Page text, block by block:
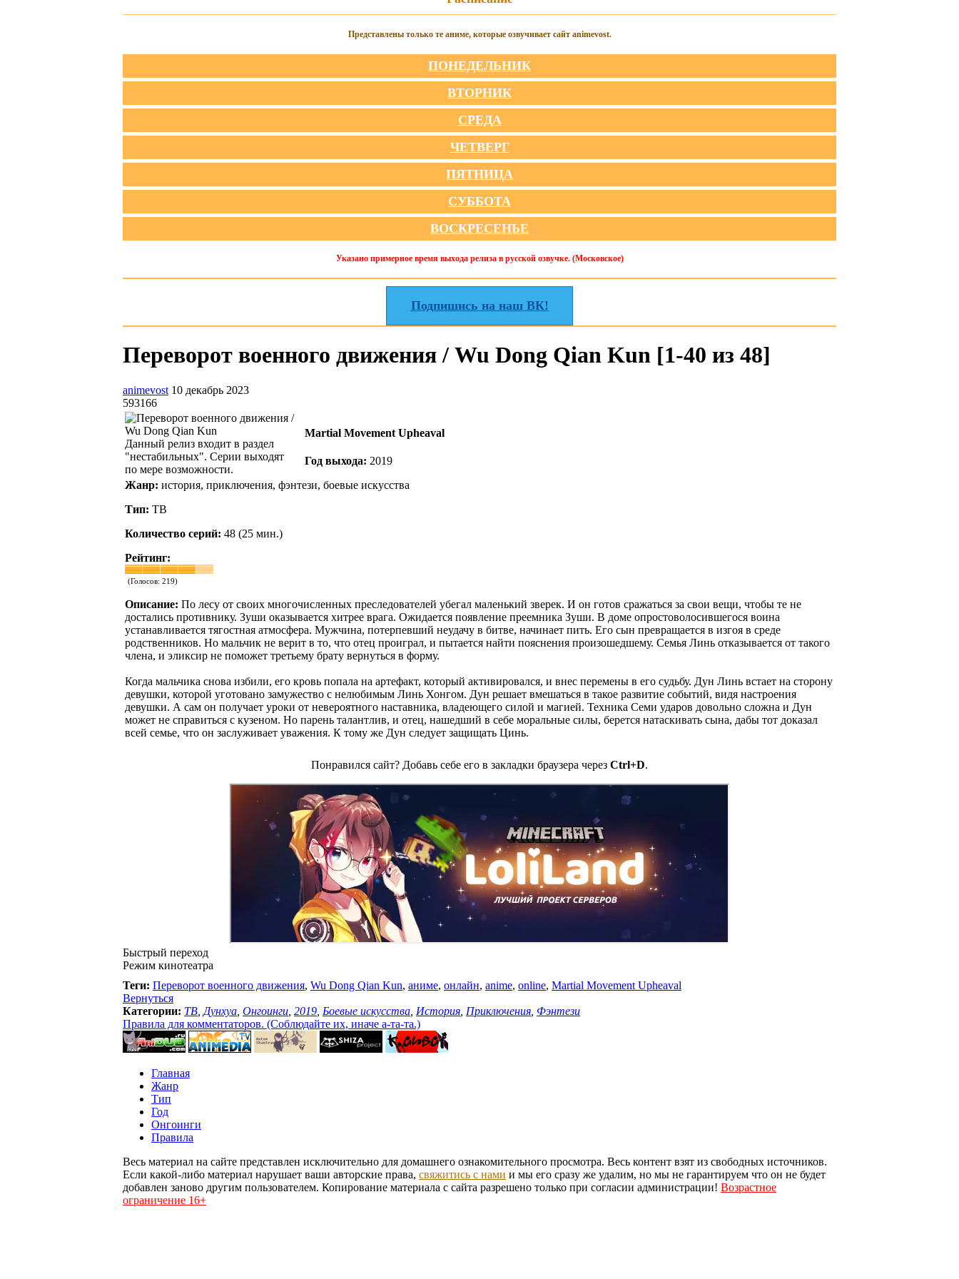
Представлены только те аниме, которые озвучивает сайт animevost.
ПОНЕДЕЛЬНИК
ВТОРНИК
СРЕДА
ЧЕТВЕРГ
ПЯТНИЦА
СУББОТА
ВОСКРЕСЕНЬЕ
Указано примерное время выхода релиза в русской озвучке. (Московское)
Подпишись на наш ВК!
Переворот военного движения / Wu Dong Qian Kun [1-40 из 48]
animevost 10 декабрь 2023
593166
Данный релиз входит в раздел
"нестабильных". Серии выходят
по мере возможности.
Martial Movement Upheaval
Год выхода: 2019
Жанр: история, приключения, фэнтези, боевые искусства
Тип: ТВ
Количество серий: 48 (25 мин.)
Рейтинг:
(Голосов: 219)
Описание: По лесу от своих многочисленных преследователей убегал маленький зверек. И он готов сражаться за свои вещи, чтобы те не
достались противнику. Зуши оказывается хитрее врага. Ожидается появление преемника Зуши. В доме опростоволосившегося воина
устанавливается тягостная атмосфера. Мужчина, потерпевший неудачу в битве, начинает пить. Его сын превращается в изгоя в среде
родственников. Но мальчик не верит в то, что отец проиграл, и пытается найти пояснения произошедшему. Семья Линь отказывается от такого
члена, и эликсир не поможет третьему брату вернуться в форму.
Когда мальчика снова избили, его кровь попала на артефакт, который активировался, и внес перемены в его судьбу. Дун Линь встает на сторону
девушки, которой уготовано замужество с нелюбимым Линь Хонгом. Дун решает вмешаться в такое развитие событий, видя настроения
девушки. А сам он получает уроки от невероятного наставника, владеющего силой и магией. Техника Семи ударов довольно сложна и Дун
может не справиться с кузеном. Но парень талантлив, и отец, нашедший в себе моральные силы, берется натаскивать сына, дабы тот доказал
всей семье, что он заслуживает уважения. К тому же Дун следует защищать Цинь.
Понравился сайт? Добавь себе его в закладки браузера через Ctrl+D.
Быстрый переход
Режим кинотеатра
Теги: Переворот военного движения, Wu Dong Qian Kun, аниме, онлайн, anime, online, Martial Movement Upheaval
Вернуться
Категории: ТВ Дунхуа Онгоинги 2019 Боевые искусства История Приключения Фэнтези
Правила для комментаторов. (Соблюдайте их, иначе а-та-та.)
Главная
Жанр
Тип
Год
Онгоинги
Правила
Весь материал на сайте представлен исключительно для домашнего ознакомительного просмотра. Весь контент взят из свободных источников.
Если какой-либо материал нарушает ваши авторские права, свяжитись с нами и мы его сразу же удалим, но мы не гарантируем что он не будет
добавлен заново другим пользователем. Копирование материала с сайта разрешено только при согласии администрации! Возрастное
ограничение 16+